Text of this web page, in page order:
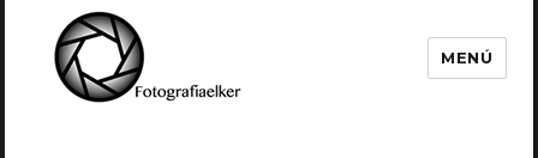
MENÚ